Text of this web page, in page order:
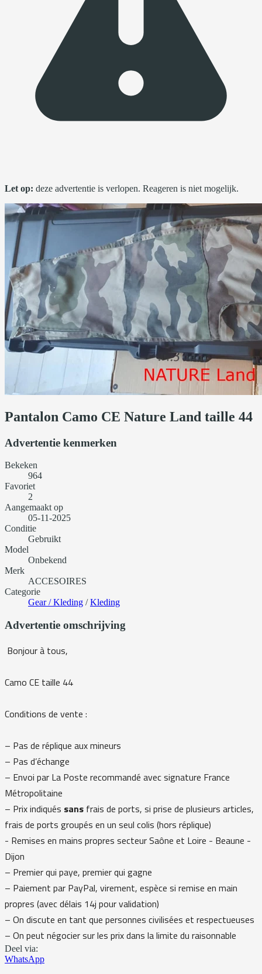
Let op: deze advertentie is verlopen. Reageren is niet mogelijk.
Pantalon Camo CE Nature Land taille 44
Advertentie kenmerken
Bekeken
964
Favoriet
2
Aangemaakt op
05-11-2025
Conditie
Gebruikt
Model
Onbekend
Merk
ACCESOIRES
Categorie
Gear / Kleding /Kleding
Advertentie omschrijving
Bonjour à tous,
Camo CE taille 44
Conditions de vente :
– Pas de réplique aux mineurs
– Pas d’échange
– Envoi par La Poste recommandé avec signature France
Métropolitaine
– Prix indiqués sans frais de ports, si prise de plusieurs articles,
frais de ports groupés en un seul colis (hors réplique)
- Remises en mains propres secteur Saône et Loire - Beaune -
Dijon
– Premier qui paye, premier qui gagne
– Paiement par PayPal, virement, espèce si remise en main
propres (avec délais 14j pour validation)
– On discute en tant que personnes civilisées et respectueuses
– On peut négocier sur les prix dans la limite du raisonnable
Deel via:
WhatsApp